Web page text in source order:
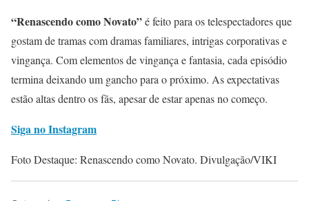
“Renascendo como Novato”é feito para os telespectadores que
gostam de tramas com dramas familiares, intrigas corporativas e
vingança. Com elementos de vingança e fantasia, cada episódio
termina deixando um gancho para o próximo. As expectativas
estão altas dentro os fãs, apesar de estar apenas no começo.
Siga no Instagram
Foto Destaque: Renascendo como Novato. Divulgação/VIKI